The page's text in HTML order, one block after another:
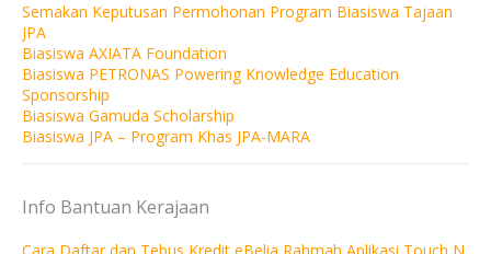
Semakan Keputusan Permohonan Program Biasiswa Tajaan
JPA
Biasiswa AXIATA Foundation
Biasiswa PETRONAS Powering Knowledge Education
Sponsorship
Biasiswa Gamuda Scholarship
Biasiswa JPA – Program Khas JPA-MARA
Info Bantuan Kerajaan